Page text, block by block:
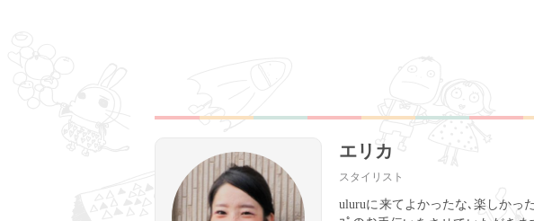
エリカ
スタイリスト
uluruに来てよかったな､楽しかっ